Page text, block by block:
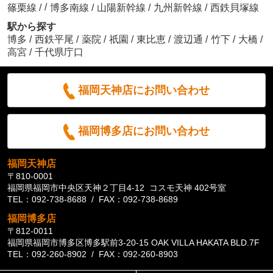
篠栗線 / / 博多南線 / 山陽新幹線 / 九州新幹線 / 西鉄貝塚線
駅から探す
博多 / 西鉄平尾 / 薬院 / 祇園 / 東比恵 / 渡辺通 / 竹下 / 大橋 /
高宮 / 千代県庁口
福岡天神店にお問い合わせ
福岡博多店にお問い合わせ
福岡天神店
〒810-0001
福岡県福岡市中央区天神２丁目4-12 コスモ天神 402号室
TEL：092-738-8688 / FAX：092-738-8689
福岡博多店
〒812-0011
福岡県福岡市博多区博多駅前3-20-15 OAK VILLA HAKATA BLD.7F
TEL：092-260-8902 / FAX：092-260-8903